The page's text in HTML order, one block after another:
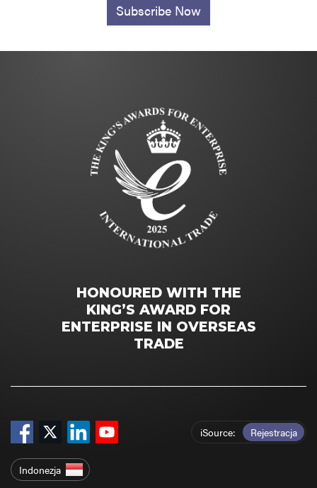
Subscribe Now
HONOURED WITH THE
KING’S AWARD FOR
ENTERPRISE IN OVERSEAS
TRADE
iSource Rejestracja
Indonezja